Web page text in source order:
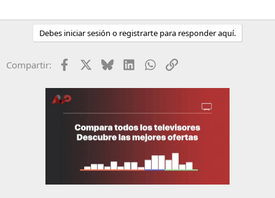
Debes iniciar sesión o registrarte para responder aquí.
Compartir: Facebook BlueskyLinkedInWhatsApp
Enlace